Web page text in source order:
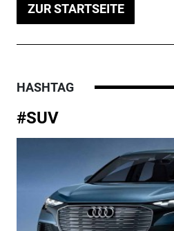
ZUR STARTSEITE
HASHTAG
#SUV